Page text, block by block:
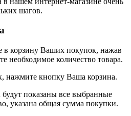
шагов.
в корзину Ваших покупок, нажав
необходимое количество товара.
нажмите кнопку Ваша корзина.
показаны все выбранные
указана общая сумма покупки.